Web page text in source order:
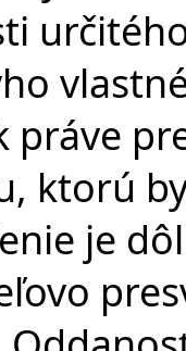
práve
ktorú
je